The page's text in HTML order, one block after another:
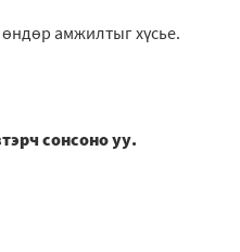
амжилтыг хүсье.
сонсоно уу.